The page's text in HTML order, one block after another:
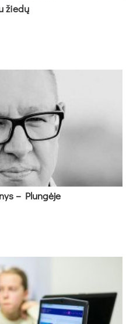
žie­dų
– Plun­gė­je